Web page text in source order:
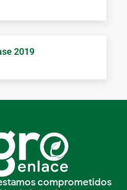
2019
comprometidos